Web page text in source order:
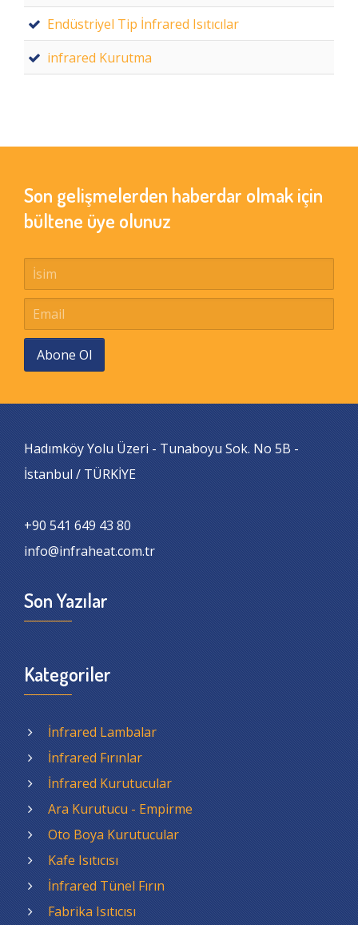
Endüstriyel Tip İnfrared Isıtıcılar
infrared Kurutma
Son gelişmelerden haberdar olmak için
bültene üye olunuz
Abone Ol
Hadımköy Yolu Üzeri - Tunaboyu Sok. No 5B -
İstanbul / TÜRKİYE
+90 541 649 43 80
info@infraheat.com.tr
Son Yazılar
Kategoriler
İnfrared Lambalar
İnfrared Fırınlar
İnfrared Kurutucular
Ara Kurutucu - Empirme
Oto Boya Kurutucular
Kafe Isıtıcısı
İnfrared Tünel Fırın
Fabrika Isıtıcısı